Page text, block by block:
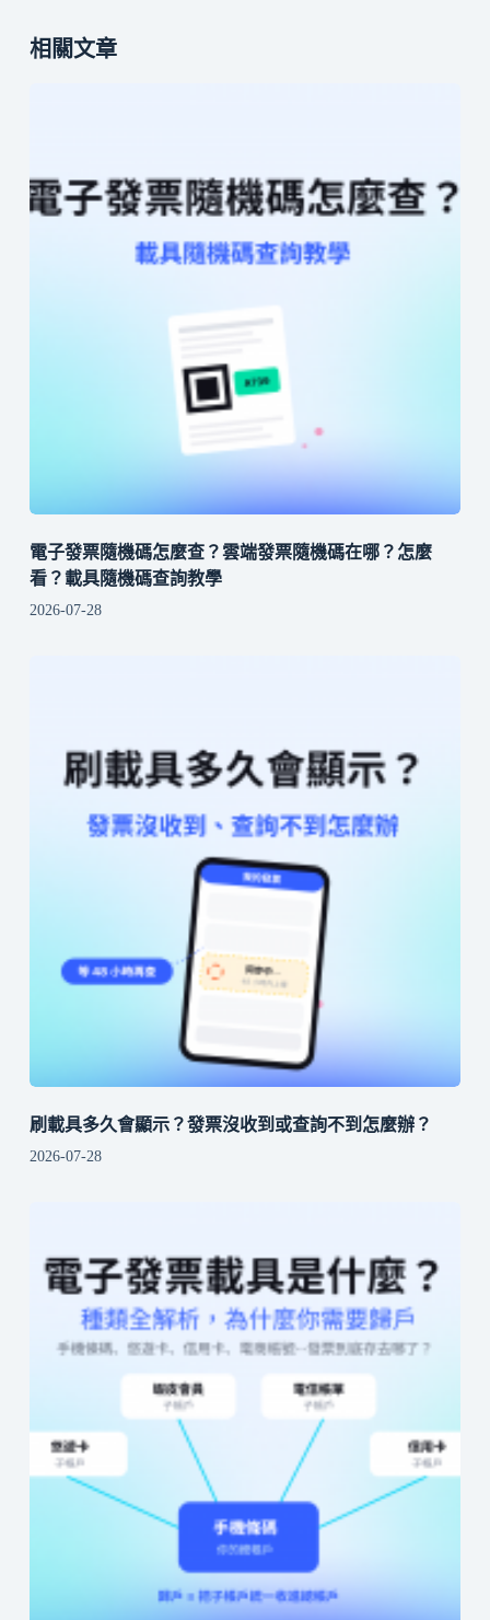
相關文章
電子發票隨機碼怎麼查？雲端發票隨機碼在哪？怎麼
看？載具隨機碼查詢教學
2026-07-28
刷載具多久會顯示？發票沒收到或查詢不到怎麼辦？
2026-07-28